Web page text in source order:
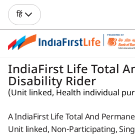
हिं
IndiaFirst Life Total
Disability Rider
(Unit linked, Health individual
A IndiaFirst Life Total And
Unit linked, Non-Participating,